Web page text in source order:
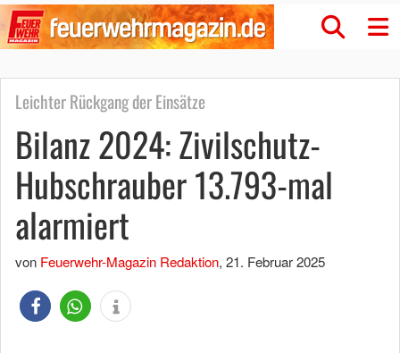
Leichter Rückgang der Einsätze
Bilanz 2024: Zivilschutz-
Hubschrauber 13.793-mal
alarmiert
von Feuerwehr-Magazin Redaktion, 21. Februar 2025